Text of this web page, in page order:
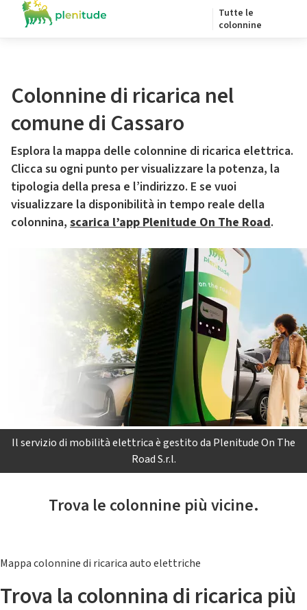
Tutte le
colonnine
Colonnine di ricarica nel
comune di Cassaro
Esplora la mappa delle colonnine di ricarica elettrica.
Clicca su ogni punto per visualizzare la potenza, la
tipologia della presa e l’indirizzo. E se vuoi
visualizzare la disponibilità in tempo reale della
colonnina, scarica l’app Plenitude On The Road.
Il servizio di mobilità elettrica è gestito da Plenitude On The
Road S.r.l.
Trova le colonnine più vicine.
Mappa colonnine di ricarica auto elettriche
Trova la colonnina di ricarica più